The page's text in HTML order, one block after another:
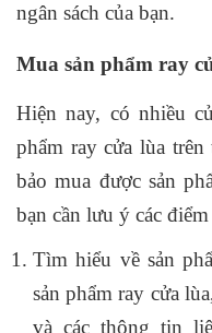
ngân sách của bạn.
Mua sản phẩm ray
Hiện nay, có nhiều
phẩm ray cửa lùa
bảo mua được sản
bạn cần lưu ý các điểm
Tìm hiểu về sản
sản phẩm ray cửa
và các thông tin